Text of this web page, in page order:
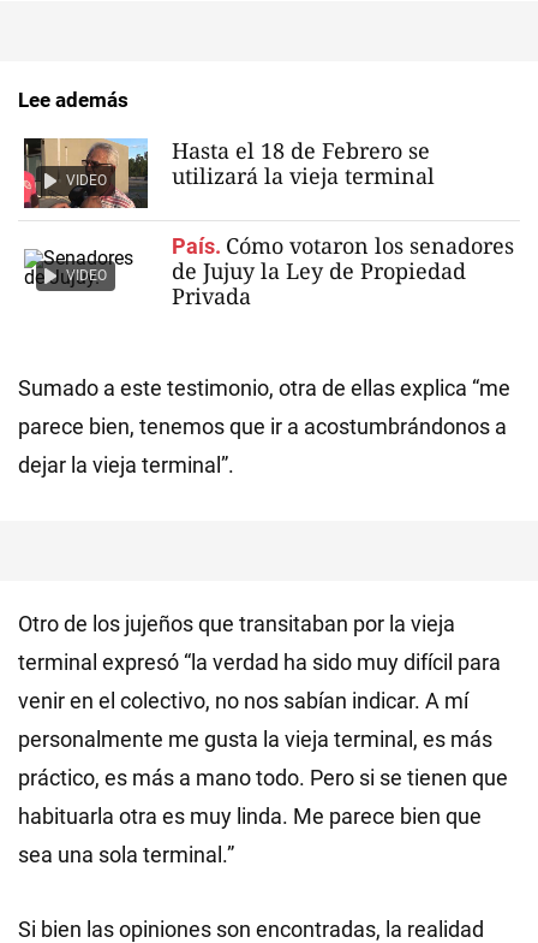
Lee además
VIDEO
Hasta el 18 de Febrero se
utilizará la vieja terminal
VIDEO
País. Cómo votaron los senadores
de Jujuy la Ley de Propiedad
Privada
Sumado a este testimonio, otra de ellas explica “me
parece bien, tenemos que ir a acostumbrándonos a
dejar la vieja terminal”.
Otro de los jujeños que transitaban por la vieja
terminal expresó “la verdad ha sido muy difícil para
venir en el colectivo, no nos sabían indicar. A mí
personalmente me gusta la vieja terminal, es más
práctico, es más a mano todo. Pero si se tienen que
habituarla otra es muy linda. Me parece bien que
sea una sola terminal.”
Si bien las opiniones son encontradas, la realidad